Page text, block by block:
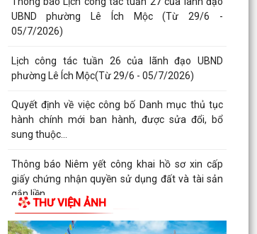
UBND phường Lê Ích Mộc (Từ 29/6 -
05/7/2026)
Lịch công tác tuần 26 của lãnh đạo UBND
phường Lê Ích Mộc(Từ 29/6 - 05/7/2026)
Quyết định về việc công bố Danh mục thủ tục
hành chính mới ban hành, được sửa đổi, bổ
sung thuộc...
Thông báo Niêm yết công khai hồ sơ xin cấp
giấy chứng nhận quyền sử dụng đất và tài sản
gắn liền...
Thông báo Niêm yết công khai hồ sơ xin cấp
THƯ VIỆN ẢNH